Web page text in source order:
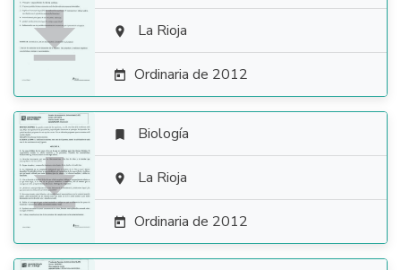
  La Rioja
 Ordinaria de 2012

 Biología
 La Rioja
 Ordinaria de 2012